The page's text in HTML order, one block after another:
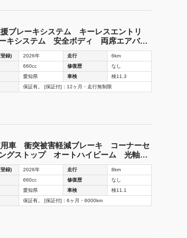
ブレーキシステム キーレスエントリ
キシステム 安全ボディ 両席エアバッ
ト
録) 2026年 走行
6km
660cc 修復歴
なし
愛知県 車検
検11.3
保証有。 [保証付]：12ヶ月・走行無制限
車 衝突被害軽減ブレーキ コーナーセ
グストップ オートハイビーム 光軸調
コン パワーウインドウ 保証あり
録) 2026年 走行
8km
660cc 修復歴
なし
愛知県 車検
検11.1
保証有。 [保証付]：6ヶ月・6000km